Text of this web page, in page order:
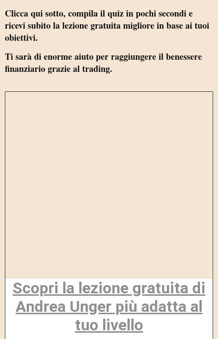
Clicca qui sotto, compila il quiz in pochi secondi e
ricevi subito la lezione gratuita migliore in base ai tuoi
obiettivi.
Ti sarà di enorme aiuto per raggiungere il benessere
finanziario grazie al trading.
Scopri la lezione gratuita di
Andrea Unger più adatta al
tuo livello